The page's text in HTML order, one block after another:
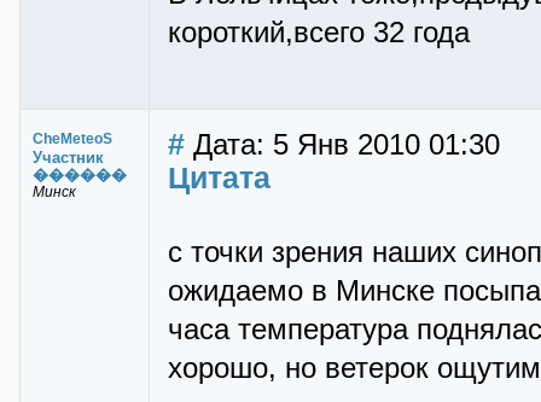
короткий,всего 32 года
CheMeteoS
Участник
������
Минск
# Дата: 5 Янв 2010 01:30
Цитата
с точки зрения наших
ожидаемо в Минске
часа температура
хорошо, но ветерок